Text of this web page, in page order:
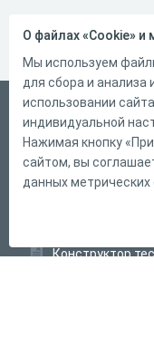
Русский
Справка
Форма
Конструктор
О файлах «Cookie» и
Мы используем
для сбора и
использовании
индивидуальной
Нажимая кнопку
сайтом, вы
данных метрических